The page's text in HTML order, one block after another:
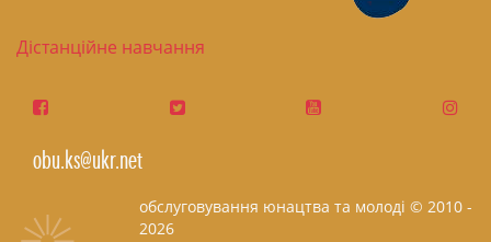
Дістанційне навчання
obu.ks@ukr.net
обслуговування юнацтва та молоді © 2010 -
2026